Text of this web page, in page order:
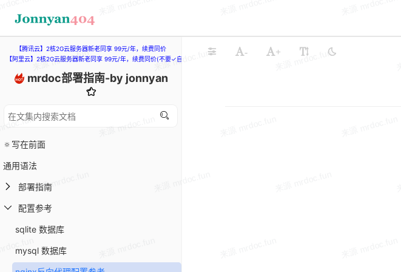
【腾讯云】2核2G云服务器新老同享 99元/年，续费同价
【阿里云】2核2G云服务器新老同享 99元/年，续费同价(不要✓自动续费)
mrdoc部署指南-by jonnyan
🔅写在前面
通用语法
部署指南
配置参考
sqlite 数据库
mysql 数据库
- +